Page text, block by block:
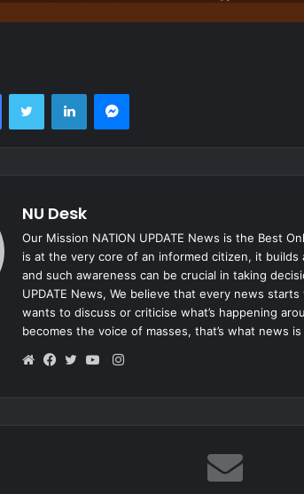
FacebookTwitter LinkedInMessenger
NU Desk
Our Mission NATION UPDATE News is the Best
is at the very core of an informed citizen, it
and such awareness can be crucial in taking
UPDATE News, We believe that every news
wants to discuss or criticise what’s happening
becomes the voice of masses, that’s what news is
Instagram